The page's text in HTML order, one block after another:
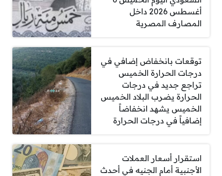
أغسطس 2026 داخل
المصارف المصرية
توقعات بانخفاض إضافي في
درجات الحرارة الخميس
تراجع جديد في درجات
الحرارة يضرب البلاد الخميس
الخميس يشهد انخفاضاً
إضافياً في درجات الحرارة
استقرار أسعار العملات
الأجنبية أمام الجنيه في أحدث